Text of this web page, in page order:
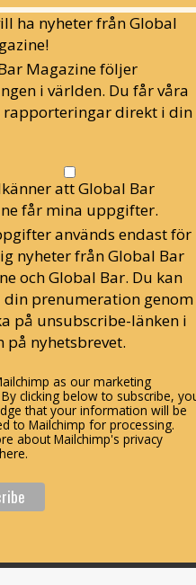
ha nyheter från Global
Magazine följer
i världen. Du får våra
rapporteringar direkt i din
att Global Bar
får mina uppgifter.
används endast för
nyheter från Global Bar
och Global Bar. Du kan
din prenumeration genom
på unsubscribe-länken i
på nyhetsbrevet.
as our marketing
clicking below to subscribe,
that your information will be
to Mailchimp for processing.
about Mailchimp's privacy